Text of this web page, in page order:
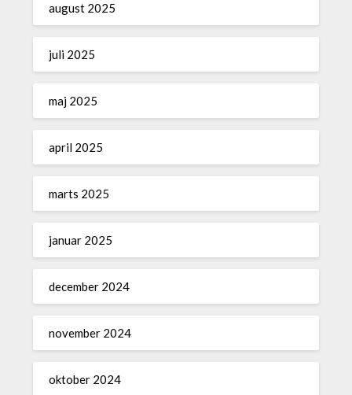
august 2025
juli 2025
maj 2025
april 2025
marts 2025
januar 2025
december 2024
november 2024
oktober 2024